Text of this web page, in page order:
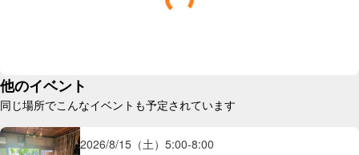
他のイベント
同じ場所でこんなイベントも予定されています
2026/8/15（土） 5:00-8:00